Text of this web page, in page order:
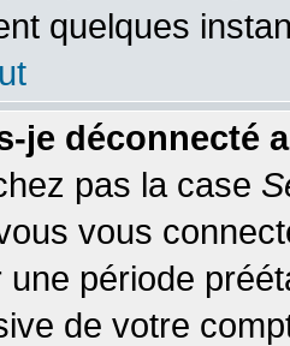
quelques
je déconnecté
pas la case
vous
période
de votre